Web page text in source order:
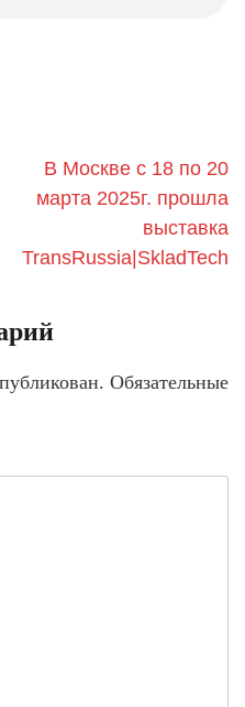
В Москве с 18 по 20
марта 2025г. прошла
выставка
TransRussia|SkladTech
Обязательные